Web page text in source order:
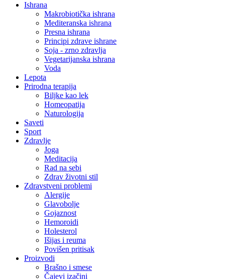
Ishrana
Makrobiotička ishrana
Mediteranska ishrana
Presna ishrana
Principi zdrave ishrane
Soja - zrno zdravlja
Vegetarijanska ishrana
Voda
Lepota
Prirodna terapija
Biljke kao lek
Homeopatija
Naturologija
Saveti
Sport
Zdravlje
Joga
Meditacija
Rad na sebi
Zdrav životni stil
Zdravstveni problemi
Alergije
Glavobolje
Gojaznost
Hemoroidi
Holesterol
Išijas i reuma
Povišen pritisak
Proizvodi
Brašno i smese
Čajevi izačini